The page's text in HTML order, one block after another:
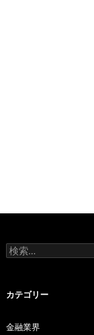
検
索:
カテゴリー
金融業界